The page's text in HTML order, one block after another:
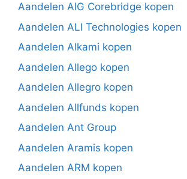
Aandelen AIG Corebridge kopen
Aandelen ALI Technologies kopen
Aandelen Alkami kopen
Aandelen Allego kopen
Aandelen Allegro kopen
Aandelen Allfunds kopen
Aandelen Ant Group
Aandelen Aramis kopen
Aandelen ARM kopen